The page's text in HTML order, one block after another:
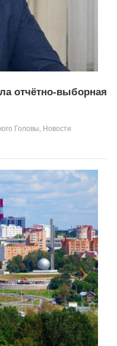
отчётно-выборная
Головы, Новости